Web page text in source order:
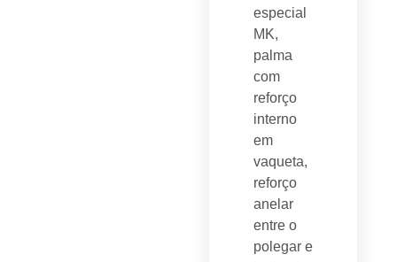
especial
MK,
palma
com
reforço
interno
em
vaqueta,
reforço
anelar
entre o
polegar e